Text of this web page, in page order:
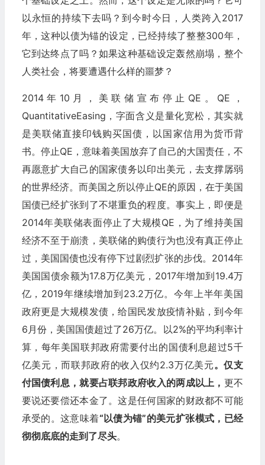
以永恒的持续下去吗？到今时今日，人类跨入2017
年，这种以债为锚的设定，已经持续了整整300年，
它到达终点了吗？如果这种基础设定轰然崩塌，整个
人类社会，将要遭遇什么样的噩梦？
2014年10月，美联储宣布停止QE。QE，
QuantitativeEasing，字面含义是量化宽松，其实就
是美联储直接印钱购买国债，以国家信用为货币背
书。停止QE，意味着美国放弃了自己的大国责任，不
再愿意扩大自己的国家债务以印出美元，去支撑孱弱
的世界经济。而美国之所以停止QE的原因，在于美国
国债已经扩张到了不堪重负的程度。事实上，即便是
2014年美联储表面停止了大规模QE，为了维持美国
经济不至于崩溃，美联储的购债行为也没有真正停止
过，美国国债也没有停下过剧烈扩张的步伐。2014年
美国国债余额为17.8万亿美元，2017年增加到19.4万
亿，2019年继续增加到23.2万亿。今年上半年美国
政府更是大规模发债，给国民发放疫情补贴，到今年
6月份，美国国债超过了26万亿。以2%的平均利率计
算，每年美国联邦政府需要付出的国债利息超过5千
亿美元，而联邦政府的收入仅约2.3万亿美元。仅支
付国债利息，就要占联邦政府收入的两成以上， 更不
要说还要偿还本金了。这是任何国家的财政都不可能
承受的。这意味着“以债为锚”的美元扩张模式，已经
彻彻底底的走到了尽头。